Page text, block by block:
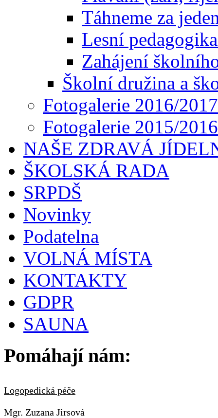
Táhneme za
Lesní
Zahájení
Školní družina a
Fotogalerie 2016/2017
Fotogalerie 2015/2016
NAŠE ZDRAVÁ
ŠKOLSKÁ RADA
SRPDŠ
Novinky
Podatelna
VOLNÁ MÍSTA
KONTAKTY
GDPR
SAUNA
Pomáhají nám:
Logopedická péče
Mgr. Zuzana Jirsová